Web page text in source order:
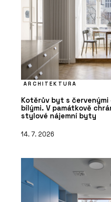
ARCHITEKTURA
Kotěrův byt s červenými
bílými. V památkově
stylové nájemní byty
14. 7. 2026